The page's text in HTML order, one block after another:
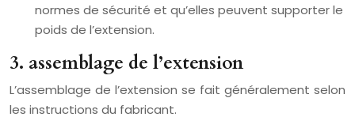
normes de sécurité et qu’elles peuvent supporter le
poids de l’extension.
3. assemblage de l’extension
L’assemblage de l’extension se fait généralement selon
les instructions du fabricant.